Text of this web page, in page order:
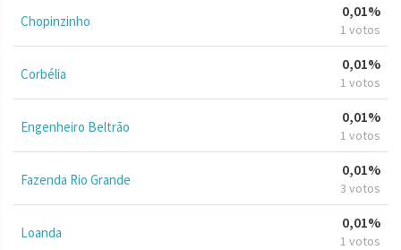
Chopinzinho
0,01%
1 votos
Corbélia
0,01%
1 votos
Engenheiro Beltrão
0,01%
1 votos
Fazenda Rio Grande
0,01%
3 votos
Loanda
0,01%
1 votos